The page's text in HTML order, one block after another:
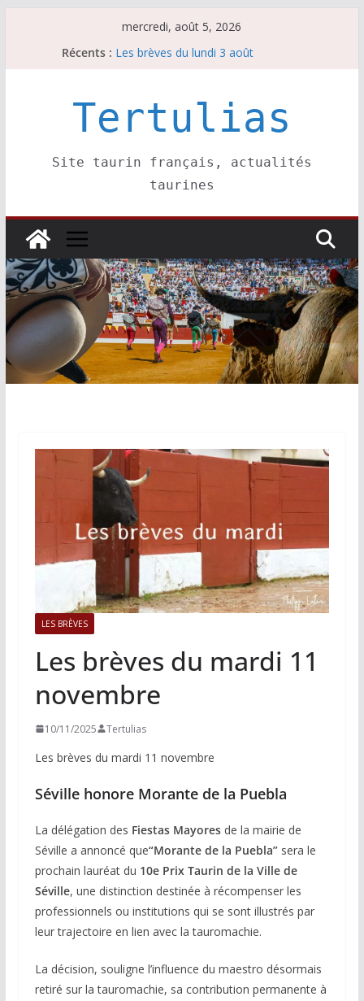
mercredi, août 5, 2026
Récents : Les brèves du lundi 3 août
Les brèves du mardi 4 août
La Sokamuturra de Pasai Donibane
Tertulias
Site taurin français, actualités
taurines
LES BRÈVES
Les brèves du mardi 11
novembre
10/11/2025 Tertulias
Les brèves du mardi 11 novembre
Séville honore Morante de la Puebla
La délégation des Fiestas Mayoresde la mairie de
Séville a annoncé que“Morante de la Puebla”sera le
prochain lauréat du 10e Prix Taurin de la Ville de
Séville, une distinction destinée à récompenser les
professionnels ou institutions qui se sont illustrés par
leur trajectoire en lien avec la tauromachie.
La décision, souligne l’influence du maestro désormais
retiré sur la tauromachie, sa contribution permanente à